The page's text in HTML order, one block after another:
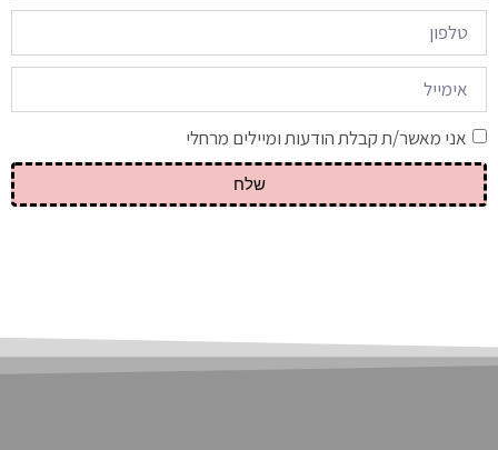
אני מאשר/ת קבלת הודעות ומיילים מרחלי
שלח